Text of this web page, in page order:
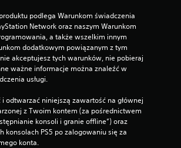
podlega Warunkom świadczenia
Network oraz naszym Warunkom
a także wszelkim innym
dodatkowym powiązanym z tym
akceptujesz tych warunków, nie pobieraj
ważne informacje można znaleźć w
usługi.
i odtwarzać niniejszą zawartość na głównej
z Twoim kontem (za pośrednictwem
konsoli i granie offline”) oraz
konsolach PS5 po zalogowaniu się za
konta.